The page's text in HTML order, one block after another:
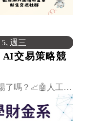
週三
AI交易策略競
了嗎？📈🤖人工…